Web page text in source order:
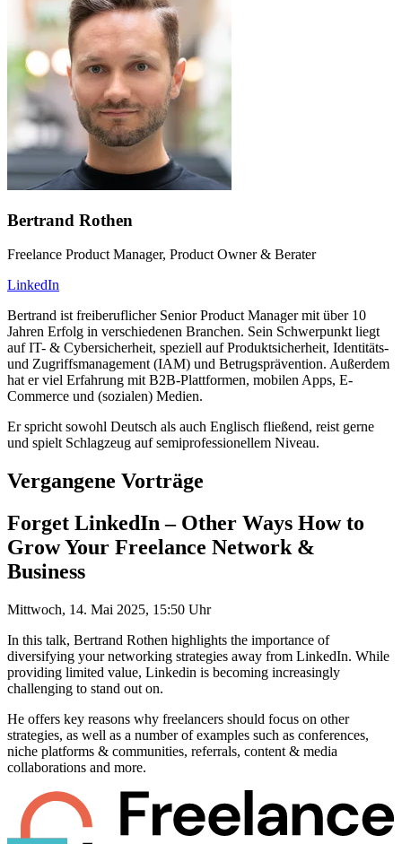
Bertrand Rothen
Freelance Product Manager, Product Owner & Berater
LinkedIn
Bertrand ist freiberuflicher Senior Product Manager mit über 10
Jahren Erfolg in verschiedenen Branchen. Sein Schwerpunkt liegt
auf IT- & Cybersicherheit, speziell auf Produktsicherheit, Identitäts-
und Zugriffsmanagement (IAM) und Betrugsprävention. Außerdem
hat er viel Erfahrung mit B2B-Plattformen, mobilen Apps, E-
Commerce und (sozialen) Medien.
Er spricht sowohl Deutsch als auch Englisch fließend, reist gerne
und spielt Schlagzeug auf semiprofessionellem Niveau.
Vergangene Vorträge
Forget LinkedIn – Other Ways How to
Grow Your Freelance Network &
Business
Mittwoch, 14. Mai 2025, 15:50 Uhr
In this talk, Bertrand Rothen highlights the importance of
diversifying your networking strategies away from LinkedIn. While
providing limited value, Linkedin is becoming increasingly
challenging to stand out on.
He offers key reasons why freelancers should focus on other
strategies, as well as a number of examples such as conferences,
niche platforms & communities, referrals, content & media
collaborations and more.